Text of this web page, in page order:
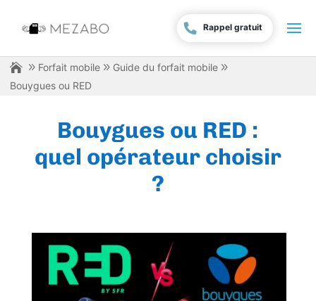
Rappel gratuit
Forfait mobile
Guide du forfait mobile
Bouygues ou RED
Bouygues ou RED :
quel opérateur choisir
?